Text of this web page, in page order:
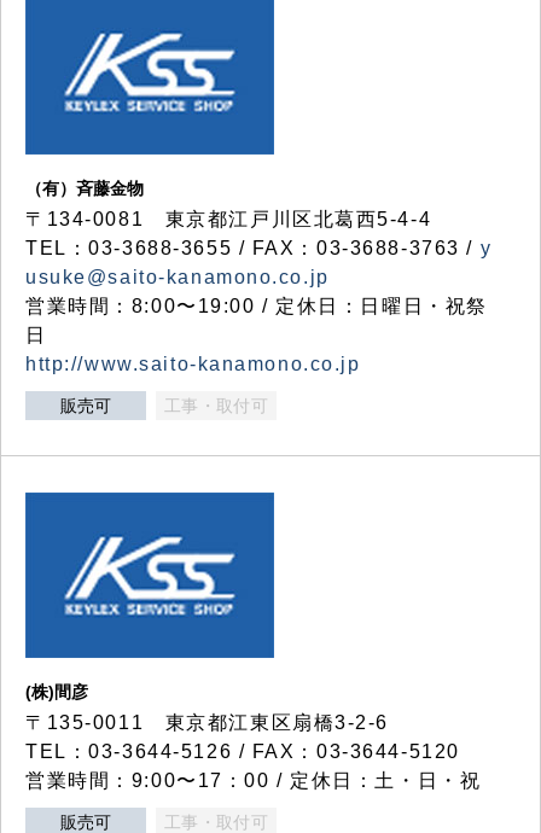
（有）斉藤金物
〒134-0081 東京都江戸川区北葛西5-4-4
TEL：03-3688-3655 / FAX：03-3688-3763 / y
usuke@saito-kanamono.co.jp
営業時間：8:00〜19:00 / 定休日：日曜日・祝祭
日
http://www.saito-kanamono.co.jp
販売可 工事・取付可
(株)間彦
〒135-0011 東京都江東区扇橋3-2-6
TEL：03-3644-5126 / FAX：03-3644-5120
営業時間：9:00〜17：00 / 定休日：土・日・祝
販売可 工事・取付可